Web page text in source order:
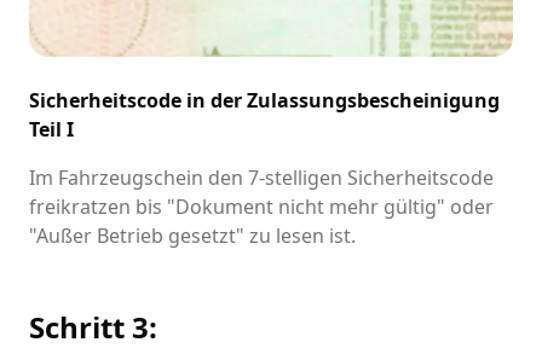
Sicherheitscode in der Zulassungsbescheinigung
Teil I
Im Fahrzeugschein den 7-stelligen Sicherheitscode
freikratzen bis "Dokument nicht mehr gültig" oder
"Außer Betrieb gesetzt" zu lesen ist.
Schritt 3: